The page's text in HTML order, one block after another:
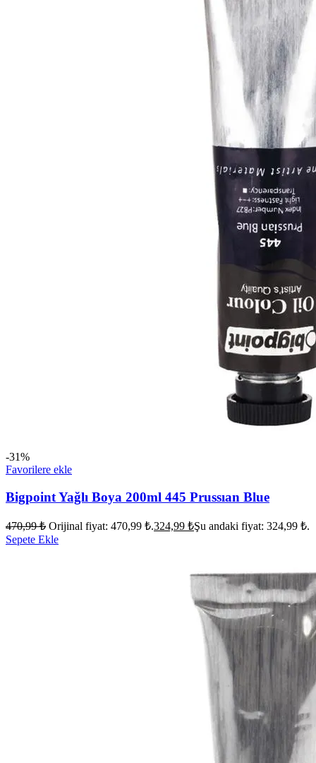
-31%
Favorilere ekle
Bigpoint Yağlı Boya 200ml 445 Prussıan Blue
470,99₺ Orijinal fiyat: 470,99 ₺.324,99 ₺Şu andaki fiyat: 324,99 ₺.
Sepete Ekle